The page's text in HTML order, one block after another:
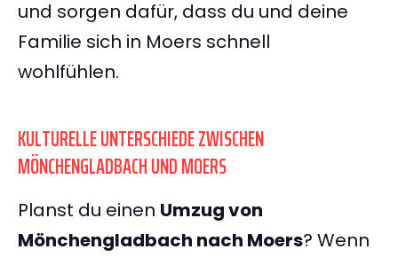
und sorgen dafür, dass du und deine
Familie sich in Moers schnell
wohlfühlen.
KULTURELLE UNTERSCHIEDE ZWISCHEN
MÖNCHENGLADBACH UND MOERS
Planst du einen Umzug von
Mönchengladbach nach Moers? Wenn